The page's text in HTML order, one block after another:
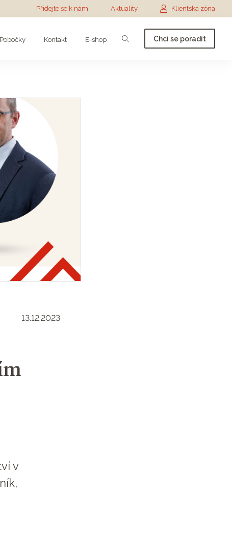
Přidejte se k nám Aktuality Klientská zóna
Pobočky Kontakt E-shop Chci se poradit
13.12.2023
v